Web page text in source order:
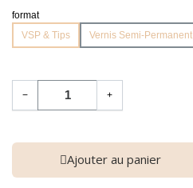
format
VSP & Tips
Vernis Semi-Permanent
− +
Ajouter au panier